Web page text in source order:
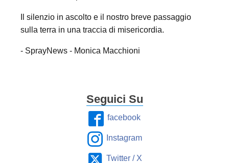
Il silenzio in ascolto e il nostro breve passaggio
sulla terra in una traccia di misericordia.
- SprayNews - Monica Macchioni
Seguici Su
facebook
Instagram
Twitter / X